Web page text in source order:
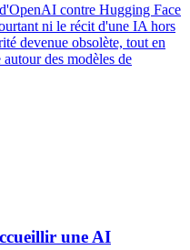
contre Hugging Face
ni le récit d'une IA hors
devenue obsolète, tout en
des modèles de
une AI